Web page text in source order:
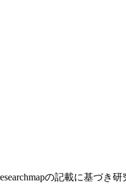
の記載に基づき